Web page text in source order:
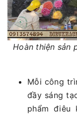
Hoàn thiện sản
Mỗi công
đầy sáng
phẩm điêu